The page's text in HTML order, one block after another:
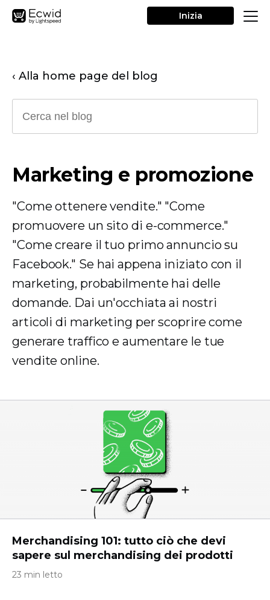
Inizia
‹ Alla home page del blog
Marketing e promozione
"Come ottenere vendite." "Come
promuovere un sito di e-commerce."
"Come creare il tuo primo annuncio su
Facebook." Se hai appena iniziato con il
marketing, probabilmente hai delle
domande. Dai un'occhiata ai nostri
articoli di marketing per scoprire come
generare traffico e aumentare le tue
vendite online.
Merchandising 101: tutto ciò che devi
sapere sul merchandising dei prodotti
23 min letto